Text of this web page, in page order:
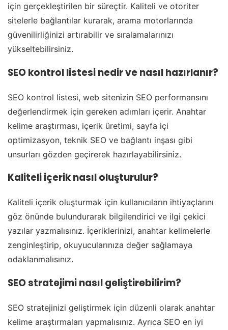
için gerçekleştirilen bir süreçtir. Kaliteli ve otoriter
sitelerle bağlantılar kurarak, arama motorlarında
güvenilirliğinizi artırabilir ve sıralamalarınızı
yükseltebilirsiniz.
SEO kontrol listesi nedir ve nasıl hazırlanır?
SEO kontrol listesi, web sitenizin SEO performansını
değerlendirmek için gereken adımları içerir. Anahtar
kelime araştırması, içerik üretimi, sayfa içi
optimizasyon, teknik SEO ve bağlantı inşası gibi
unsurları gözden geçirerek hazırlayabilirsiniz.
Kaliteli içerik nasıl oluşturulur?
Kaliteli içerik oluşturmak için kullanıcıların ihtiyaçlarını
göz önünde bulundurarak bilgilendirici ve ilgi çekici
yazılar yazmalısınız. İçeriklerinizi, anahtar kelimelerle
zenginleştirip, okuyucularınıza değer sağlamaya
odaklanmalısınız.
SEO stratejimi nasıl geliştirebilirim?
SEO stratejinizi geliştirmek için düzenli olarak anahtar
kelime araştırmaları yapmalısınız. Ayrıca SEO en iyi